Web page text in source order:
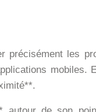
précisément les
mobiles.